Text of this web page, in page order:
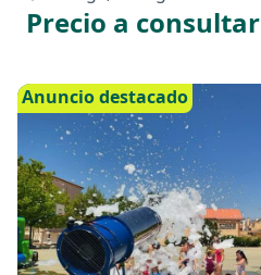
Precio a consultar
Anuncio destacado